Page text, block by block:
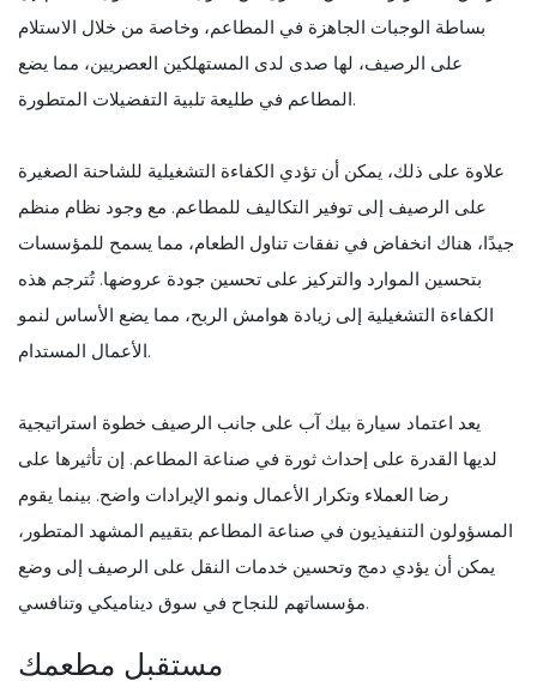
بساطة الوجبات الجاهزة في المطاعم، وخاصة من خلال الاستلام
على الرصيف، لها صدى لدى المستهلكين العصريين، مما يضع
المطاعم في طليعة تلبية التفضيلات المتطورة.
علاوة على ذلك، يمكن أن تؤدي الكفاءة التشغيلية للشاحنة الصغيرة
على الرصيف إلى توفير التكاليف للمطاعم. مع وجود نظام منظم
جيدًا، هناك انخفاض في نفقات تناول الطعام، مما يسمح للمؤسسات
بتحسين الموارد والتركيز على تحسين جودة عروضها. تُترجم هذه
الكفاءة التشغيلية إلى زيادة هوامش الربح، مما يضع الأساس لنمو
الأعمال المستدام.
يعد اعتماد سيارة بيك آب على جانب الرصيف خطوة استراتيجية
لديها القدرة على إحداث ثورة في صناعة المطاعم. إن تأثيرها على
رضا العملاء وتكرار الأعمال ونمو الإيرادات واضح. بينما يقوم
المسؤولون التنفيذيون في صناعة المطاعم بتقييم المشهد المتطور،
يمكن أن يؤدي دمج وتحسين خدمات النقل على الرصيف إلى وضع
مؤسساتهم للنجاح في سوق ديناميكي وتنافسي.
مستقبل مطعمك